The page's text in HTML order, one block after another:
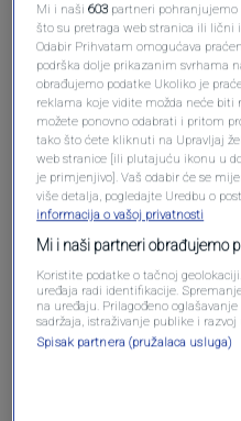
Pošalji
Mi i naši603 partneri pohranjujemo
što su pretraga web stranica ili
Odabir Prihvatam omogućava
podrška dolje prikazanim svrhama
obrađujemo podatke Ukoliko je
reklama koje vidite možda neće biti
možete ponovno odabrati i pritom
tako što ćete kliknuti na Upravljaj
web stranice [ili plutajuću ikonu u
je primjenjivo]. Vaš odabir će se
više detalja, pogledajte Uredbu o
informacija o vašoj privatnosti
Mi i naši partneri obrađujemo
Koristite podatke o tačnoj
uređaja radi identifikacije.
na uređaju. Prilagođeno
sadržaja, istraživanje publike i razvoj
Spisak partnera (pružalaca usluga)